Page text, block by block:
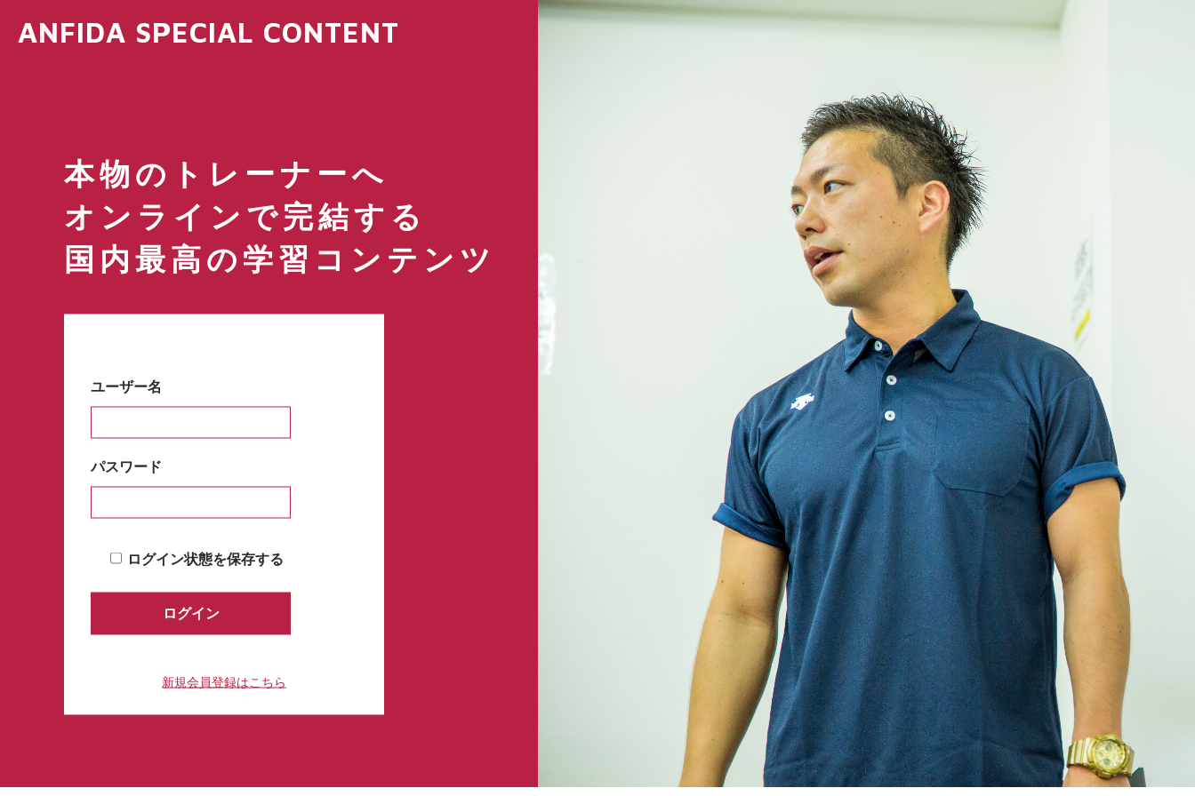
ANFIDA SPECIAL CONTENT
本物のトレーナーへ
オンラインで完結する
国内最高の学習コンテンツ
ユーザー名
パスワード
ログイン状態を保存する
新規会員登録はこちら